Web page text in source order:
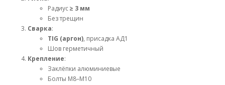
Радиус≥ 3 мм
Без трещин
Сварка:
TIG (аргон), присадка АД1
Шов герметичный
Крепление:
Заклёпки алюминиевые
Болты М8–М10